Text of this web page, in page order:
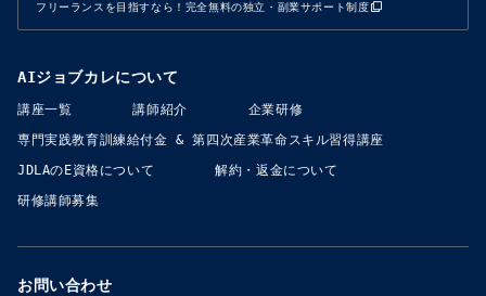
フリーランスを目指すなら！完全無料の独立・副業サポート制度
AIジョブカレについて
講座一覧 講師紹介
企業研修
専門実践教育訓練給付金​​ & 第四次産業革命スキル習得講座
JDLAのE資格について
解約・返金について
研修講師募集
お問い合わせ